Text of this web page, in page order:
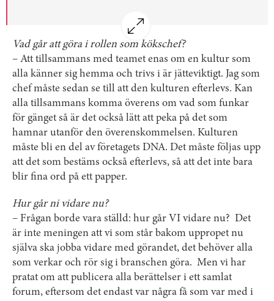
maktposition. Nu lägger vi skulden och skammen där den hör
hemma – hos förövarna och dem som tyst tittat på.
” Vi kräver en modern organisation i restaurangers ledande skikt,
där vi bygger hela organisationen för att skapa en trygg och
jämlik arbetsplats. Detta kräver ett aktivt arbete och
kravställning från HRF, Visita, investerare och ägare.”
Vad går att göra i rollen som kökschef?
– Att tillsammans med teamet enas om en kultur som
alla känner sig hemma och trivs i är jätteviktigt. Jag som
chef måste sedan se till att den kulturen efterlevs. Kan
alla tillsammans komma överens om vad som funkar
för gänget så är det också lätt att peka på det som
hamnar utanför den överenskommelsen. Kulturen
måste bli en del av företagets DNA. Det måste följas upp
att det som bestäms också efterlevs, så att det inte bara
blir fina ord på ett papper.
Hur går ni vidare nu?
– Frågan borde vara ställd: hur går VI vidare nu? Det
är inte meningen att vi som står bakom uppropet nu
själva ska jobba vidare med görandet, det behöver alla
som verkar och rör sig i branschen göra. Men vi har
pratat om att publicera alla berättelser i ett samlat
forum, eftersom det endast var några få som var med i